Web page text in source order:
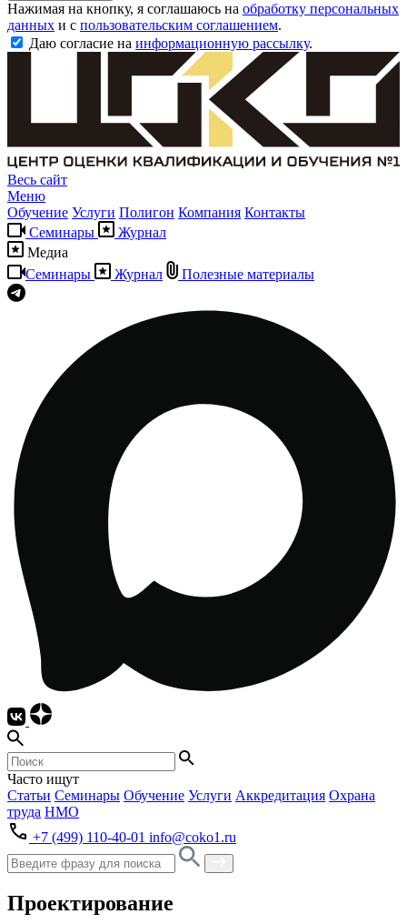
Нажимая на кнопку, я соглашаюсь на обработку персональных
данных и с пользовательским соглашением.
Даю согласие на информационную рассылку.
Весь сайт
Меню
Обучение Услуги Полигон Компания Контакты
Семинары
Журнал
Медиа
Семинары
Журнал Полезные материалы
Часто ищут
Статьи Семинары Обучение Услуги Аккредитация Охрана
труда НМО
+7 (499) 110-40-01 info@coko1.ru
Проектирование